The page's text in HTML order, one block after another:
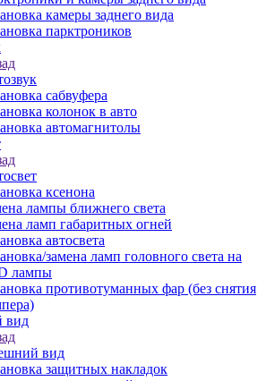
камеры заднего вида
парктроников
сабвуфера
колонок в авто
автомагнитолы
ксенона
лампы ближнего света
ламп габаритных огней
автосвета
замена ламп головного света на
лампы
противотуманных фар (без снятия
вид
вид
защитных накладок